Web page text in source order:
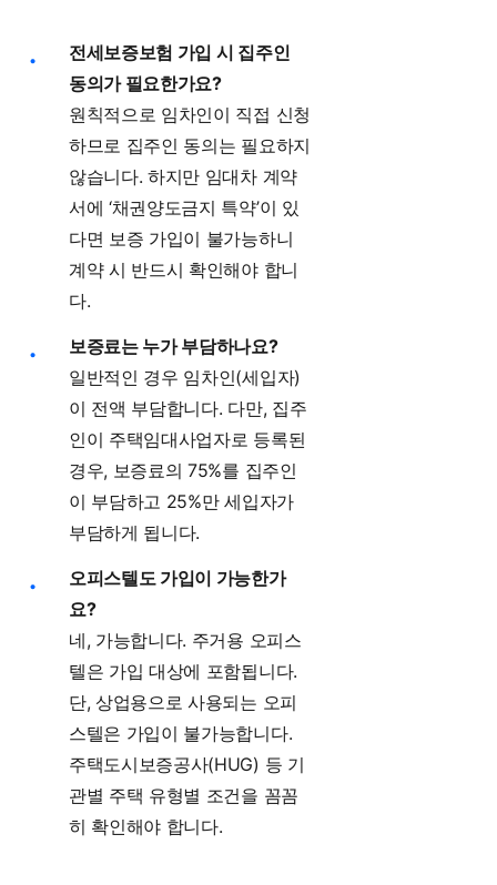
전세보증보험 가입 시 집주인
동의가 필요한가요?
원칙적으로 임차인이 직접 신청
하므로 집주인 동의는 필요하지
않습니다. 하지만 임대차 계약
서에 ‘채권양도금지 특약’이 있
다면 보증 가입이 불가능하니
계약 시 반드시 확인해야 합니
다.
보증료는 누가 부담하나요?
일반적인 경우 임차인(세입자)
이 전액 부담합니다. 다만, 집주
인이 주택임대사업자로 등록된
경우, 보증료의 75%를 집주인
이 부담하고 25%만 세입자가
부담하게 됩니다.
오피스텔도 가입이 가능한가
요?
네, 가능합니다. 주거용 오피스
텔은 가입 대상에 포함됩니다.
단, 상업용으로 사용되는 오피
스텔은 가입이 불가능합니다.
주택도시보증공사(HUG) 등 기
관별 주택 유형별 조건을 꼼꼼
히 확인해야 합니다.